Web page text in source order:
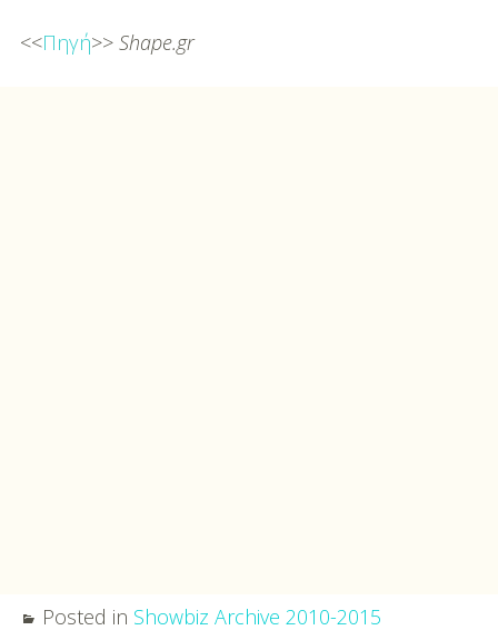
<<Πηγή>> Shape.gr
Posted in Showbiz Archive 2010-2015